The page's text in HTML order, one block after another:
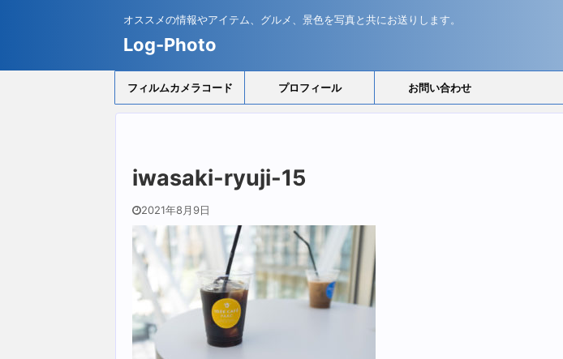
オススメの情報やアイテム、グルメ、景色を写真と共にお送りします。
Log-Photo
フィルムカメラコード プロフィール お問い合わせ
iwasaki-ryuji-15
2021年8月9日